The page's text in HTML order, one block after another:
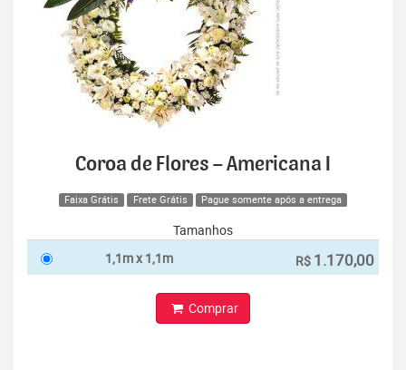
Coroa de Flores – Americana I
Faixa Grátis Frete Grátis Pague somente após a entrega
Tamanhos
1,1m x 1,1m
R$ 1.170,00
Comprar